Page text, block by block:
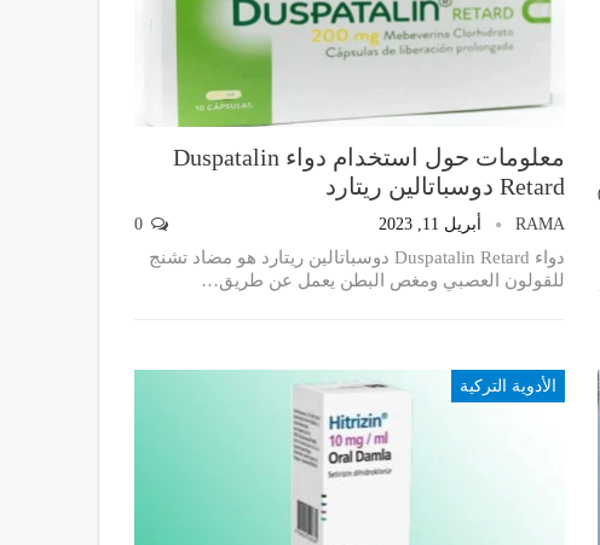
معلومات حول استخدام دواء Duspatalin
Retard دوسباتالين ريتارد
RAMA أبريل 11, 2023
دواء Duspatalin Retard دوسباتالين ريتارد هو مضاد تشنج
للقولون العصبي ومغص البطن يعمل عن طريق…
الأدوية التركية